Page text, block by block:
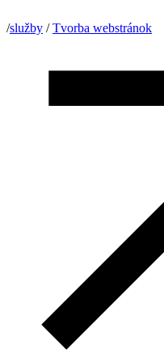
/služby /Tvorba webstránok